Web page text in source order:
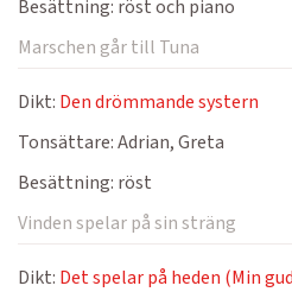
Besättning: röst och piano
Marschen går till Tuna
Dikt: Den drömmande systern
Tonsättare:Adrian, Greta
Besättning: röst
Vinden spelar på sin sträng
Dikt: Det spelar på heden (Min